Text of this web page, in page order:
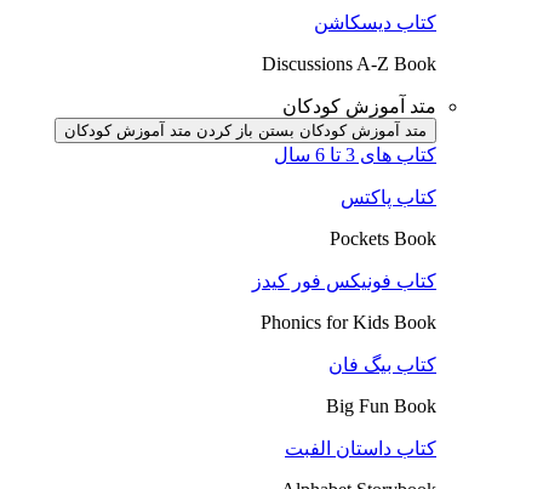
کتاب دیسکاشن
Discussions A-Z Book
متد آموزش کودکان
متد آموزش کودکان بستن باز کردن متد آموزش کودکان
کتاب های 3 تا 6 سال
کتاب پاکتس
Pockets Book
کتاب فونیکس فور کیدز
Phonics for Kids Book
کتاب بیگ فان
Big Fun Book
کتاب داستان الفبت